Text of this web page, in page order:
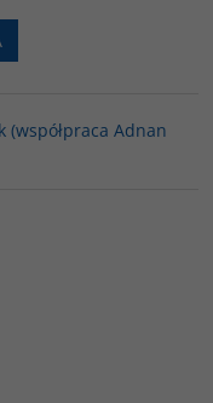
(współpraca Adnan